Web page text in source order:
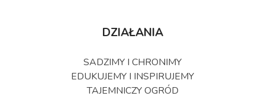
DZIAŁANIA
SADZIMY I CHRONIMY
EDUKUJEMY I INSPIRUJEMY
TAJEMNICZY OGRÓD